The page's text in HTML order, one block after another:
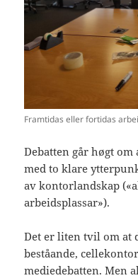
Framtidas eller fortidas
Debatten går høgt
med to klare
av kontorlandskap
arbeidsplassar»).
Det er liten tvil om at
beståande,
mediedebatten. Men